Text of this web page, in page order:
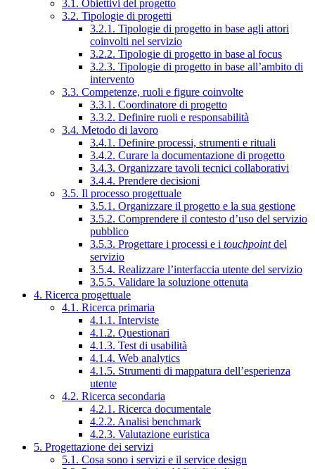
3.1. Obiettivi del progetto
3.2. Tipologie di progetti
3.2.1. Tipologie di progetto in base agli attori
coinvolti nel servizio
3.2.2. Tipologie di progetto in base al focus
3.2.3. Tipologie di progetto in base all’ambito di
intervento
3.3. Competenze, ruoli e figure coinvolte
3.3.1. Coordinatore di progetto
3.3.2. Definire ruoli e responsabilità
3.4. Metodo di lavoro
3.4.1. Definire processi, strumenti e rituali
3.4.2. Curare la documentazione di progetto
3.4.3. Organizzare tavoli tecnici collaborativi
3.4.4. Prendere decisioni
3.5. Il processo progettuale
3.5.1. Organizzare il progetto e la sua gestione
3.5.2. Comprendere il contesto d’uso del servizio
pubblico
3.5.3. Progettare i processi e i touchpointdel
servizio
3.5.4. Realizzare l’interfaccia utente del servizio
3.5.5. Validare la soluzione ottenuta
4. Ricerca progettuale
4.1. Ricerca primaria
4.1.1. Interviste
4.1.2. Questionari
4.1.3. Test di usabilità
4.1.4. Web analytics
4.1.5. Strumenti di mappatura dell’esperienza
utente
4.2. Ricerca secondaria
4.2.1. Ricerca documentale
4.2.2. Analisi benchmark
4.2.3. Valutazione euristica
5. Progettazione dei servizi
5.1. Cosa sono i servizi e il service design